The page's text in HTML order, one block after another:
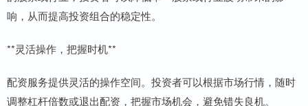
响，从而提高投资组合的稳定性。
**灵活操作，把握时机**
配资服务提供灵活的操作空间。投资者可以根据市场行情，随时
调整杠杆倍数或退出配资，把握市场机会，避免错失良机。